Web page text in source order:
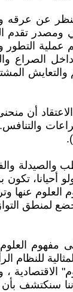
عن عرقه
ومصدر
عملية
والتعايش
أن
والتنافس.
عنها
لمنطق
مفهوم
للنظام
سنكتشف